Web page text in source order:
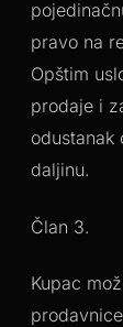
pravo na
Opštim
prodaje i
odustanak
daljinu.
Član 3.
Kupac